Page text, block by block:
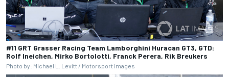
#11 GRT Grasser Racing Team Lamborghini Huracan GT3, GTD:
Rolf Ineichen, Mirko Bortolotti, Franck Perera, Rik Breukers
Photo by: Michael L. Levitt / Motorsport Images